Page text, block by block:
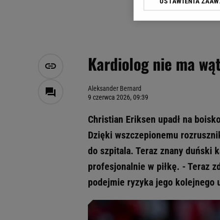
Kardiolog nie ma
Aleksander Bernard
9 czerwca 2026, 09:39
Christian Eriksen upadł na
Dzięki wszczepionemu
do szpitala. Teraz znany duński
profesjonalnie w piłkę. - Teraz
podejmie ryzyka jego kolejnego
Klikając „Akceptuję”
Zaufanych Partnerów i
My, nasi Zaufani
Użycie dokładnych
badnie odbiorców i